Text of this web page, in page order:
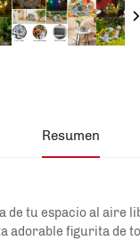
Resumen
de tu espacio al aire
adorable figurita de